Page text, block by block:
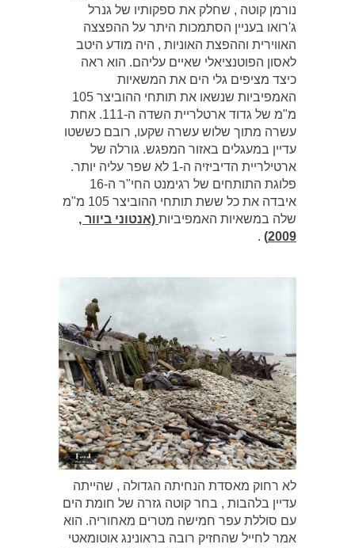
נורמן קוטה , שחלק את ספקותיו של גנרל
ג'רואו בעניין הסתמכות היתר על ההפצצה
האווירית וההפצת האוניות , היה מודע היטב
לאסון הפוטנציאלי שאיים עליהם. הוא ראה
כיצד מציפים גלי הים את המשאיות
האמפיביות שנשאו את תותחי ההוביצר 105
מ"מ של גדוד ארטלריית השדה ה-111. אחת
עשרה מתוך שלוש עשרה שקעו, רובם כששטו
עדיין במעגלים באזור המפגש. גורלה של
ארטילריית הדיביזיה ה-1 לא שפר עליה יותר.
פלוגת התותחים של רגימנט החי"ר ה-16
איבדה את כל ששת תותחי ההוביצר 105 מ"מ
שלה במשאיות האמפיביות (אנטוני ביוור ,
2009)
.
לא רחוק מאסדת הנחיתה הגדולה , שהייתה
עדיין בלהבות , בחר קוטה גזרה של חומת הים
עם סוללת עפר חמישה מטרים מאחוריה. הוא
אמר לחייל שהחזיק רובה בראונינג אוטומאטי